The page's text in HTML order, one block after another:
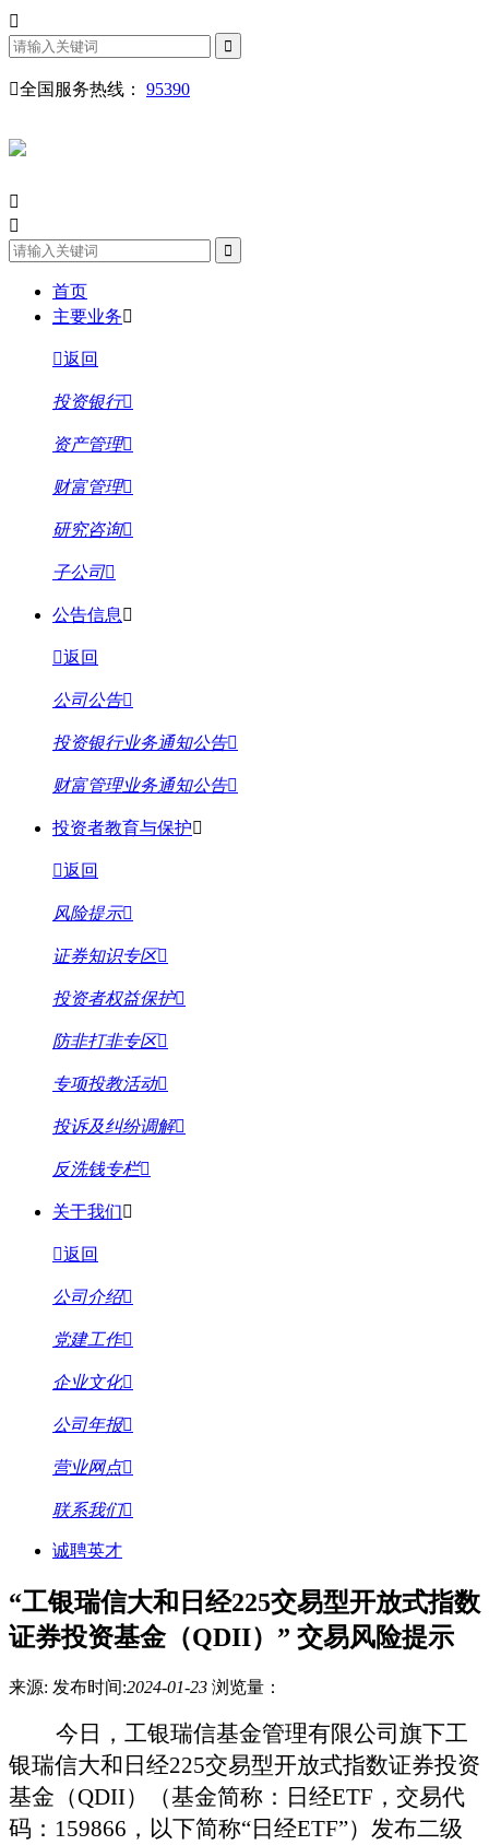
全国服务热线： 95390
首页
主要业务
返回
投资银行
资产管理
财富管理
研究咨询
子公司
公告信息
返回
公司公告
投资银行业务通知公告
财富管理业务通知公告
投资者教育与保护
返回
风险提示
证券知识专区
投资者权益保护
防非打非专区
专项投教活动
投诉及纠纷调解
反洗钱专栏
关于我们
返回
公司介绍
党建工作
企业文化
公司年报
营业网点
联系我们
诚聘英才
“工银瑞信大和日经225交易型开放式指数
证券投资基金（QDII）” 交易风险提示
来源: 发布时间:2024-01-23 浏览量：
今日，工银瑞信基金管理有限公司旗下工
银瑞信大和日经225交易型开放式指数证券投资
基金（QDII）（基金简称：日经ETF，交易代
码：159866，以下简称“日经ETF”）发布二级